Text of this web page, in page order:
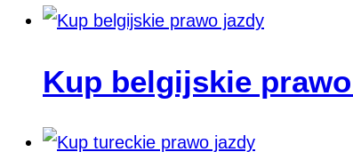
Kup belgijskie